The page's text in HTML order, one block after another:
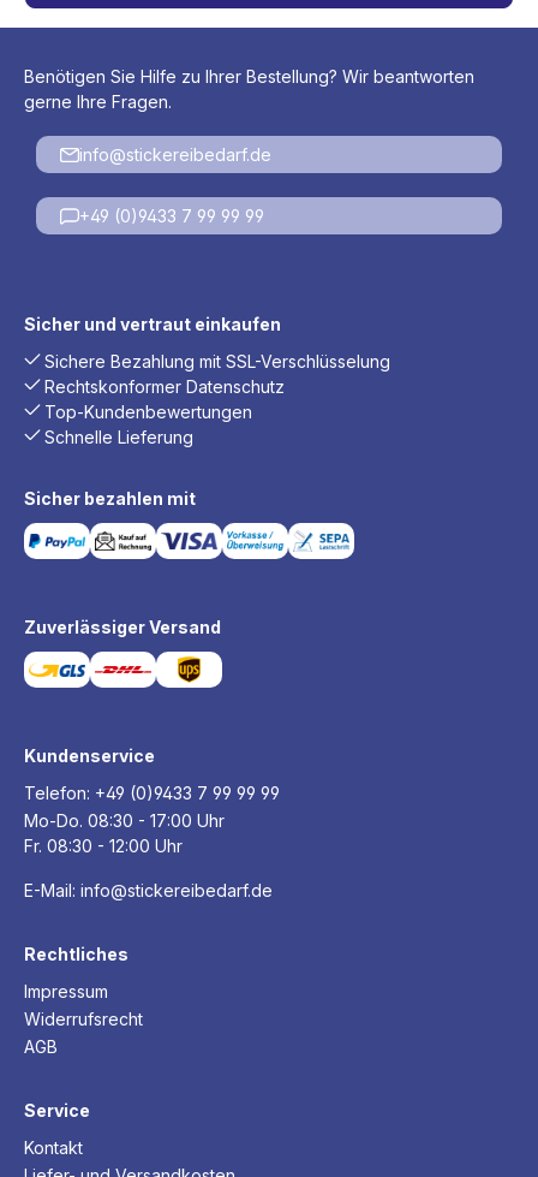
Benötigen Sie Hilfe zu Ihrer Bestellung? Wir beantworten
gerne Ihre Fragen.
info@stickereibedarf.de
+49 (0)9433 7 99 99 99
Sicher und vertraut einkaufen
Sichere Bezahlung mit SSL-Verschlüsselung
Rechtskonformer Datenschutz
Top-Kundenbewertungen
Schnelle Lieferung
Sicher bezahlen mit
Zuverlässiger Versand
Kundenservice
Telefon: +49 (0)9433 7 99 99 99
Mo-Do. 08:30 - 17:00 Uhr
Fr. 08:30 - 12:00 Uhr
E-Mail: info@stickereibedarf.de
Rechtliches
Impressum
Widerrufsrecht
AGB
Service
Kontakt